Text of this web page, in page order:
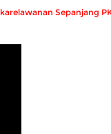
Sepanjang